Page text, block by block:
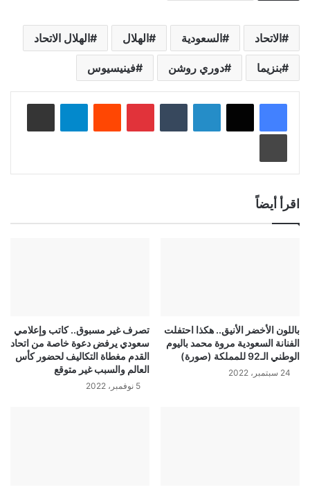
الاتحاد السعودية الهلال الهلال الاتحاد
بنزيما دوري روشن فينيسيوس
لينكدإن بينتيريست
اقرأ أيضاً
باللون الأخضر الأنيق.. هكذا احتفلت
الفنانة السعودية مروة محمد باليوم
الوطني الـ92 للمملكة (صورة)
24 سبتمبر، 2022
تصرف غير مسبوق.. كاتب وإعلامي
سعودي يرفض دعوة خاصة من اتحاد
القدم مغطاة التكاليف لحضور كأس
العالم والسبب غير متوقع
5 نوفمبر، 2022